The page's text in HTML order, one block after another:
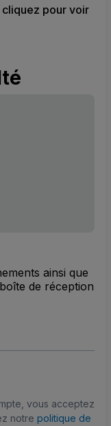
pour voir
ainsi que
de réception
vous acceptez
notre politique de